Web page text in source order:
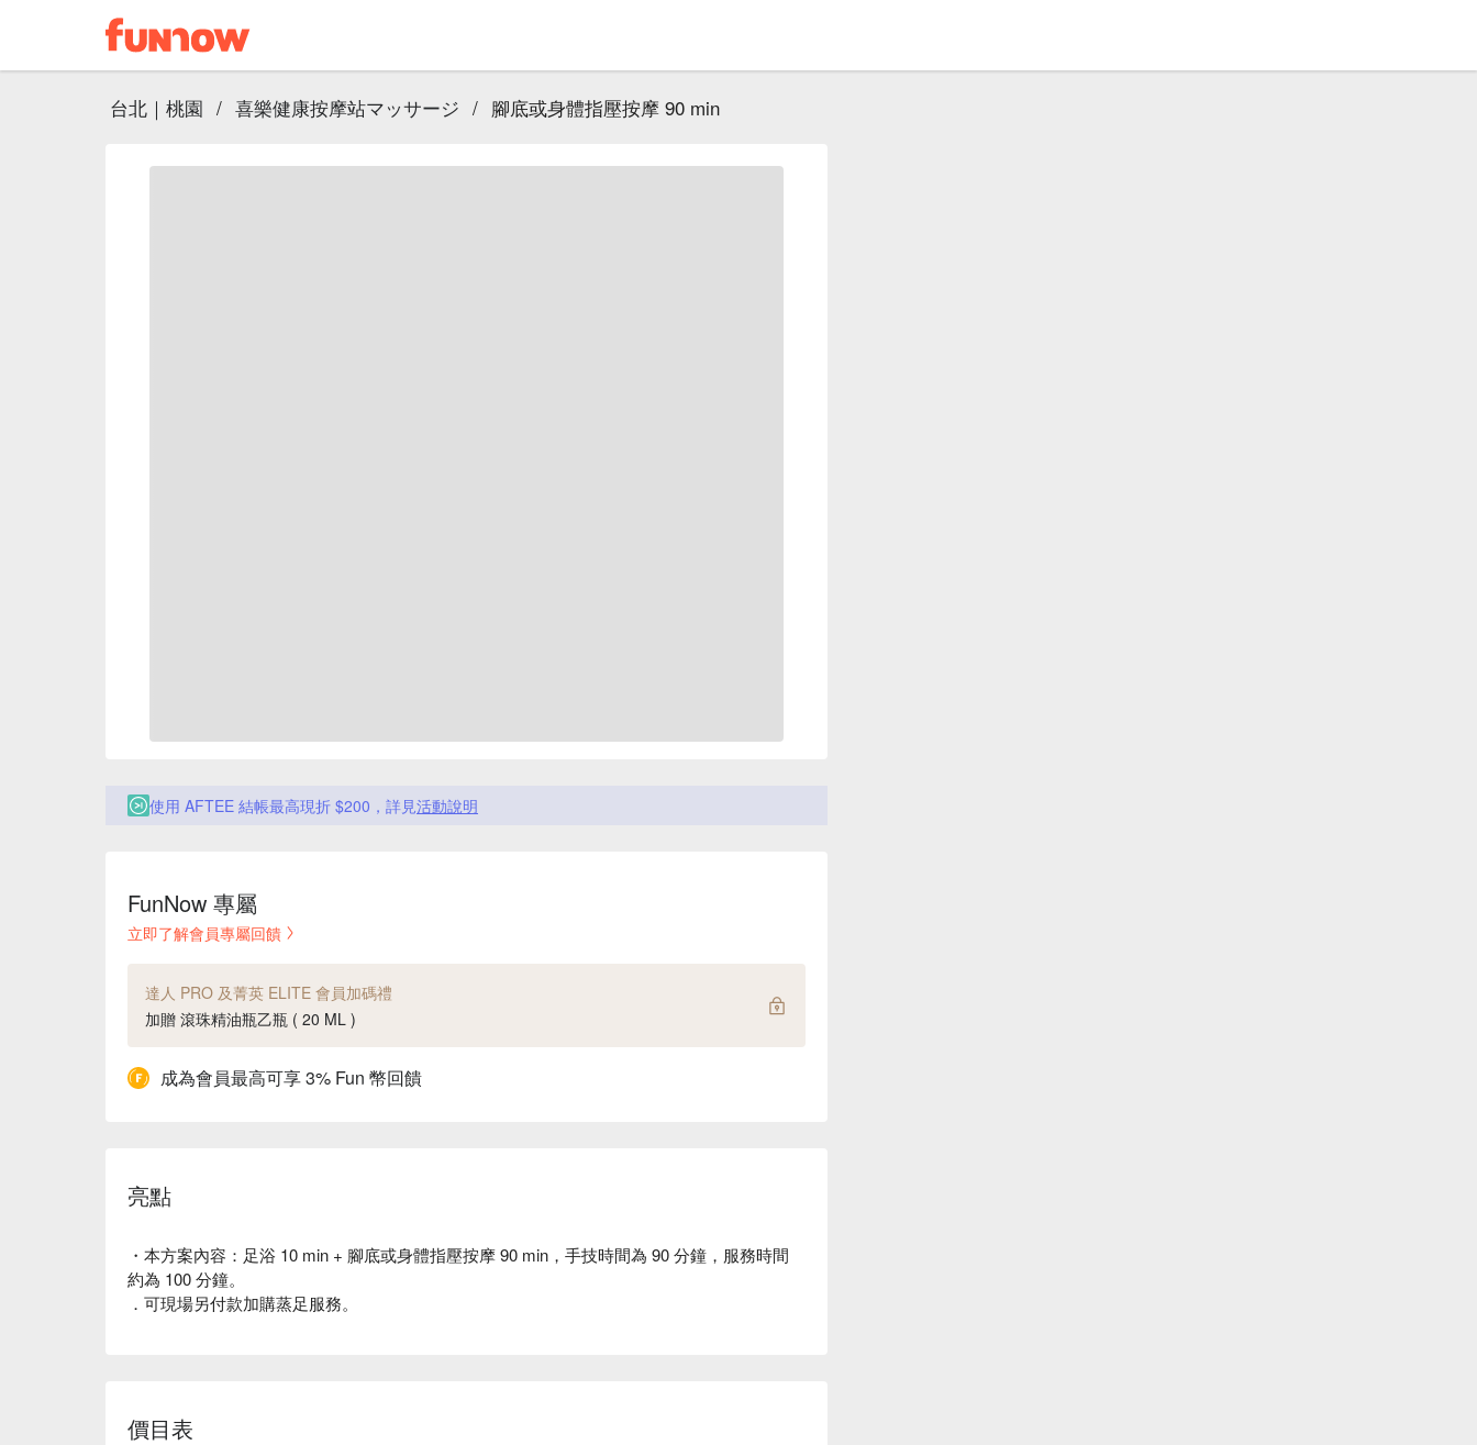
台北｜桃園 / 喜樂健康按摩站マッサージ / 腳底或身體指壓按摩 90 min
使用 AFTEE 結帳最高現折 $200，詳見活動說明
FunNow 專屬
立即了解會員專屬回饋
達人 PRO 及菁英 ELITE 會員加碼禮
加贈 滾珠精油瓶乙瓶 ( 20 ML )
成為會員最高可享 3% Fun 幣回饋
亮點
・本方案內容：足浴 10 min + 腳底或身體指壓按摩 90 min，手技時間為 90 分鐘，服務時間
約為 100 分鐘。
．可現場另付款加購蒸足服務。
價目表